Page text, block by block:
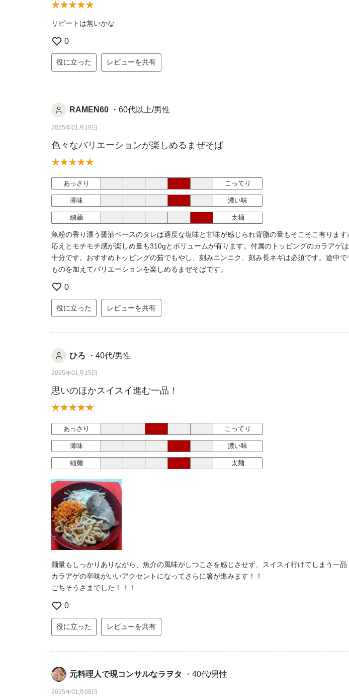
リピートは無いかな
0
役に立った レビューを共有
RAMEN60 ・60代以上/男性
2025年01月19日
色々なバリエーションが楽しめるまぜそば
あっさり こってり
薄味 濃い味
細麺 太麺
魚粉の香り漂う醤油ベースのタレは適度な塩味と甘味が感じられ背脂の量もそこそこ有りま
応えとモチモチ感が楽しめ量も310gとボリュームが有ります。付属のトッピングのカラア
十分です。おすすめトッピングの茹でもやし、刻みニンニク、刻み長ネギは必須です。途中
ものを加えてバリエーションを楽しめるまぜそばです。
0
役に立った レビューを共有
ひろ ・40代/男性
2025年01月15日
思いのほかスイスイ進む一品！
あっさり こってり
薄味 濃い味
細麺 太麺
麺量もしっかりありながら、魚介の風味がしつこさを感じさせず、スイスイ行けてしまう一品
カラアゲの辛味がいいアクセントになってさらに箸が進みます！！
ごちそうさまでした！！！
0
役に立った レビューを共有
元料理人で現コンサルなラヲタ ・40代/男性
2025年01月08日